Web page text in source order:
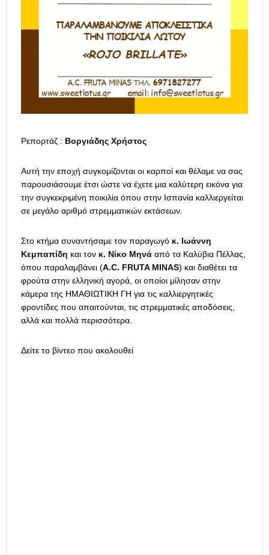
Ρεπορτάζ : Βοργιάδης Χρήστος
Αυτή την εποχή συγκομίζονται οι καρποί και θέλαμε να σας
παρουσιάσουμε έτσι ώστε να έχετε μια καλύτερη εικόνα για
την συγκεκριμένη ποικιλία όπου στην Ισπανία καλλιεργείται
σε μεγάλο αριθμό στρεμματικών εκτάσεων.
Στο κτήμα συναντήσαμε τον παραγωγό κ. Ιωάννη
Κεμπαπίδη και τον κ. Νίκο Μηνά από τα Καλύβια Πέλλας,
όπου παραλαμβάνει (A.C. FRUTA MINAS) και διαθέτει τα
φρούτα στην ελληνική αγορά, οι οποίοι μίλησαν στην
κάμερα της ΗΜΑΘΙΩΤΙΚΗ ΓΗ για τις καλλιεργητικές
φροντίδες που απαιτούνται, τις στρεμματικές αποδόσεις,
αλλά και πολλά περισσότερα.
Δείτε το βίντεο που ακολουθεί